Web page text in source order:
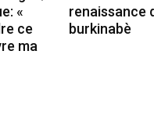
«
ce
ma
renaissance
burkinabè